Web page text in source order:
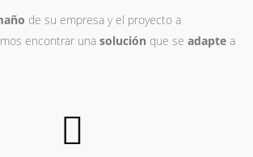
de su empresa y el proyecto a
encontrar una solución que se adapte a